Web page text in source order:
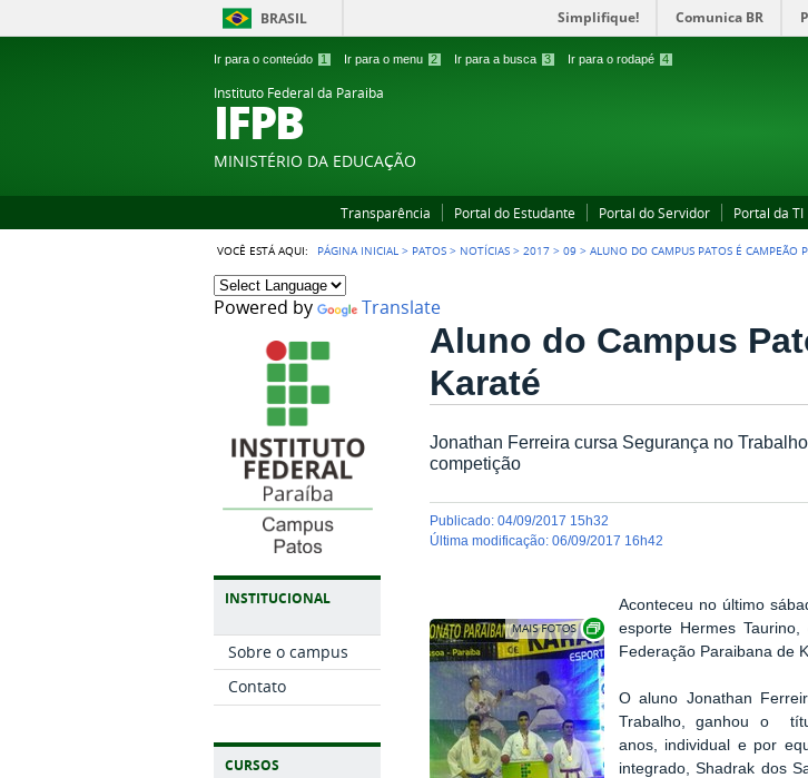
BRASIL Simplifique! Comunica BR
Ir para o conteúdo 1 Ir para o menu 2 Ir para a busca 3 Ir para o rodapé 4
Instituto Federal da Paraiba
IFPB
MINISTÉRIO DA EDUCAÇÃO
Transparência Portal do Estudante Portal do Servidor Portal da TI
VOCÊ ESTÁ AQUI: PÁGINA INICIAL > PATOS > NOTÍCIAS >2017 >09 >ALUNO DO CAMPUS PATOS É CAMPEÃO
Powered by Translate
INSTITUCIONAL
Sobre o campus
Contato
CURSOS
Aluno do Campus
Karaté
Jonathan Ferreira cursa Segurança no
competição
publicado:04/09/2017 15h32
última modificação:06/09/2017 16h42
Exibir carrossel de imagens
Aconteceu no último
esporte Hermes
Federação Paraibana de
O aluno Jonathan
Trabalho, ganhou o
anos, individual e por
integrado, Shadrak dos